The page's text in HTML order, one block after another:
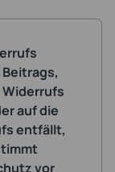
Widerrufs
auf die
entfällt,
vor